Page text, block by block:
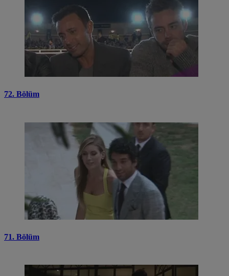
72. Bölüm
71. Bölüm